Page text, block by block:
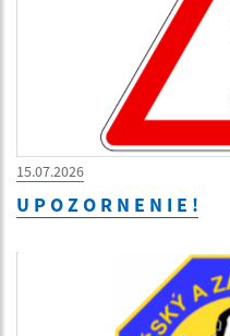
15.07.2026
U P O Z O R N E N I E !